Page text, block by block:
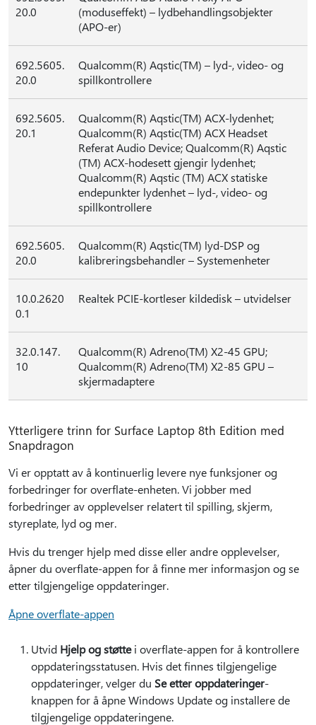
20.0
(moduseffekt) – lydbehandlingsobjekter
(APO-er)
692.5605.
20.0
Qualcomm(R) Aqstic(TM) – lyd-, video- og
spillkontrollere
692.5605.
20.1
Qualcomm(R) Aqstic(TM) ACX-lydenhet;
Qualcomm(R) Aqstic(TM) ACX Headset
Referat Audio Device; Qualcomm(R) Aqstic
(TM) ACX-hodesett gjengir lydenhet;
Qualcomm(R) Aqstic (TM) ACX statiske
endepunkter lydenhet – lyd-, video- og
spillkontrollere
692.5605.
20.0
Qualcomm(R) Aqstic(TM) lyd-DSP og
kalibreringsbehandler – Systemenheter
10.0.2620
0.1
Realtek PCIE-kortleser kildedisk – utvidelser
32.0.147.
10
Qualcomm(R) Adreno(TM) X2-45 GPU;
Qualcomm(R) Adreno(TM) X2-85 GPU –
skjermadaptere
Ytterligere trinn for Surface Laptop 8th Edition med
Snapdragon
Vi er opptatt av å kontinuerlig levere nye funksjoner og
forbedringer for overflate-enheten. Vi jobber med
forbedringer av opplevelser relatert til spilling, skjerm,
styreplate, lyd og mer.
Hvis du trenger hjelp med disse eller andre opplevelser,
åpner du overflate-appen for å finne mer informasjon og se
etter tilgjengelige oppdateringer.
Åpne overflate-appen
Utvid Hjelp og støttei overflate-appen for å kontrollere
oppdateringsstatusen. Hvis det finnes tilgjengelige
oppdateringer, velger du Se etter oppdateringer-
knappen for å åpne Windows Update og installere de
tilgjengelige oppdateringene.